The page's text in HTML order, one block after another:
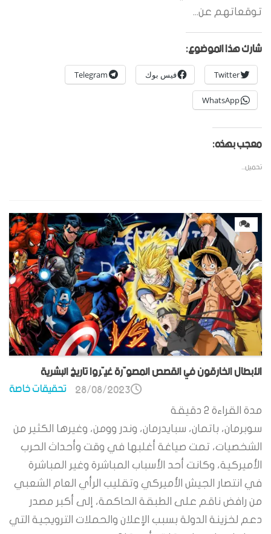
توقعاتهم عن...
شارك هذا الموضوع:
Twitter فيس بوك Telegram
WhatsApp
معجب بهذه:
تحميل...
0
الأبطال الخارقون في القصص المصوّرة غيّروا تاريخ البشرية
تحقيقات خاصة 28/08/2023
مدة القراءة 2 دقيقة
سوبرمان، باتمان، سبايدرمان، وندر وومن، وغيرها الكثير من
الشخصيات، تمت صياغة أغلبها في وقت وأحداث الحرب
الأميركية، وكانت أحد الأسباب المباشرة وغير المباشرة
في انتصار الجيش الأميركي وتقليب الرأي العام الشعبي
من رافض ناقم على الطبقة الحاكمة، إلى أكبر مصدر
دعم لخزينة الدولة بسبب الإعلان والحملات الترويجية التي